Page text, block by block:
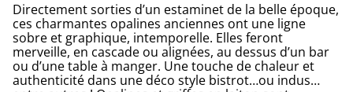
Directement sorties d’un estaminet de la belle époque,
ces charmantes opalines anciennes ont une ligne
sobre et graphique, intemporelle. Elles feront
merveille, en cascade ou alignées, au dessus d’un bar
ou d’une table à manger. Une touche de chaleur et
authenticité dans une déco style bistrot…ou indus…